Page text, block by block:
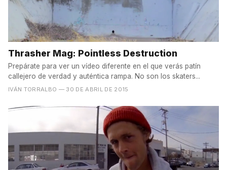
Thrasher Mag: Pointless Destruction
Prepárate para ver un vídeo diferente en el que verás patín
callejero de verdad y auténtica rampa. No son los skaters...
IVÁN TORRALBO — 30 DE ABRIL DE 2015